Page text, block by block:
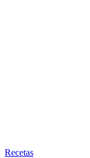
Recetas